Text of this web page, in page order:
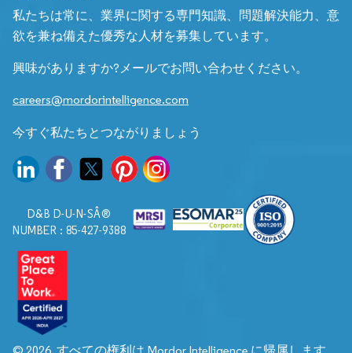
私たちは常に、業界に関する専門知識、問題解決能力、意
欲を兼ね備えた優秀な人材を募集しています。
興味がありますか?メールでお問い合わせください。
careers@mordorintelligence.com
今すぐ私たちとつながりましょう
D&B D-U-N-SÂ®
NUMBER : 85-427-9388